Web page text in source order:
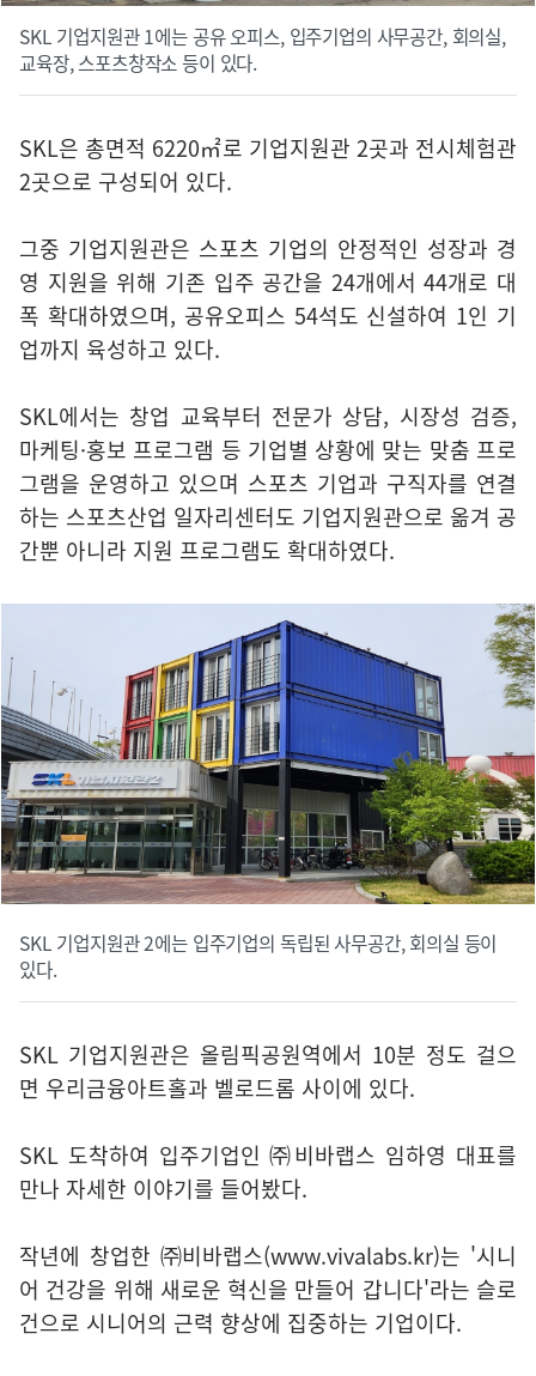
SKL 기업지원관 1에는 공유 오피스, 입주기업의 사무공간, 회의실,
교육장, 스포츠창작소 등이 있다.
SKL은 총면적 6220㎡로 기업지원관 2곳과 전시체험관
2곳으로 구성되어 있다.
그중 기업지원관은 스포츠 기업의 안정적인 성장과 경
영 지원을 위해 기존 입주 공간을 24개에서 44개로 대
폭 확대하였으며, 공유오피스 54석도 신설하여 1인 기
업까지 육성하고 있다.
SKL에서는 창업 교육부터 전문가 상담, 시장성 검증,
마케팅·홍보 프로그램 등 기업별 상황에 맞는 맞춤 프로
그램을 운영하고 있으며 스포츠 기업과 구직자를 연결
하는 스포츠산업 일자리센터도 기업지원관으로 옮겨 공
간뿐 아니라 지원 프로그램도 확대하였다.
SKL 기업지원관 2에는 입주기업의 독립된 사무공간, 회의실 등이
있다.
SKL 기업지원관은 올림픽공원역에서 10분 정도 걸으
면 우리금융아트홀과 벨로드롬 사이에 있다.
SKL 도착하여 입주기업인 ㈜비바랩스 임하영 대표를
만나 자세한 이야기를 들어봤다.
작년에 창업한 ㈜비바랩스(www.vivalabs.kr)는 '시니
어 건강을 위해 새로운 혁신을 만들어 갑니다'라는 슬로
건으로 시니어의 근력 향상에 집중하는 기업이다.